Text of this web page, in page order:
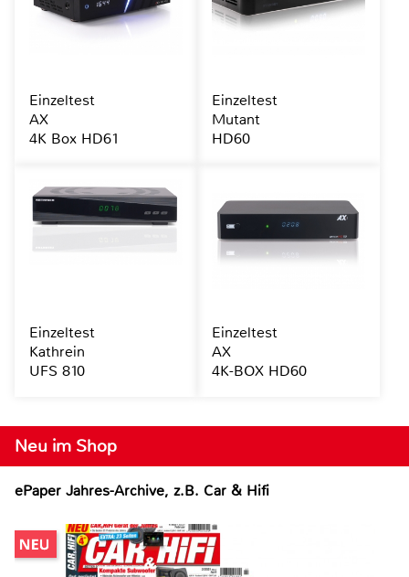
Neu im Shop
ePaper Jahres-Archive, z.B. Car & Hifi
Einzeltest
AX
4K Box HD61
Einzeltest
Mutant
HD60
Einzeltest
Kathrein
UFS 810
Einzeltest
AX
4K-BOX HD60